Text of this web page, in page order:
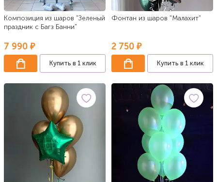
Композиция из шаров "Зеленый
праздник с Багз Банни"
7 990 ₽
Купить в 1 клик
Фонтан из шаров "Малахит"
2 750 ₽
Купить в 1 клик